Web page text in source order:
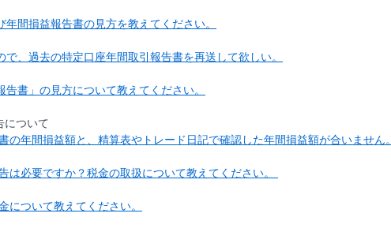
間損益報告書の見方を教えてください。
で、過去の特定口座年間取引報告書を再送して欲しい。
書」の見方について教えてください。
について
の年間損益額と、精算表やトレード日記で確認した年間損益額が合いません。
は必要ですか？税金の取扱について教えてください。
について教えてください。